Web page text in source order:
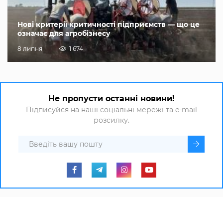
Нові критерії критичності підприємств — що це
означає для агробізнесу
8 липня 1 674
Не пропусти останні новини!
Підписуйся на наші соціальні мережі та e-mail
розсилку.